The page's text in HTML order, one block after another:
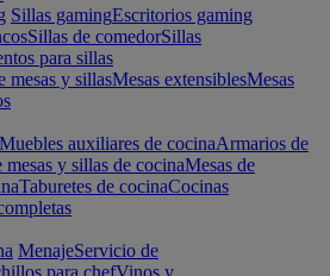
Sillas gamingEscritorios gaming
Sillas de comedorSillas
para sillas
mesas y sillasMesas extensiblesMesas
Muebles auxiliares de cocinaArmarios de
y sillas de cocinaMesas de
Taburetes de cocinaCocinas
MenajeServicio de
para chefVinos y